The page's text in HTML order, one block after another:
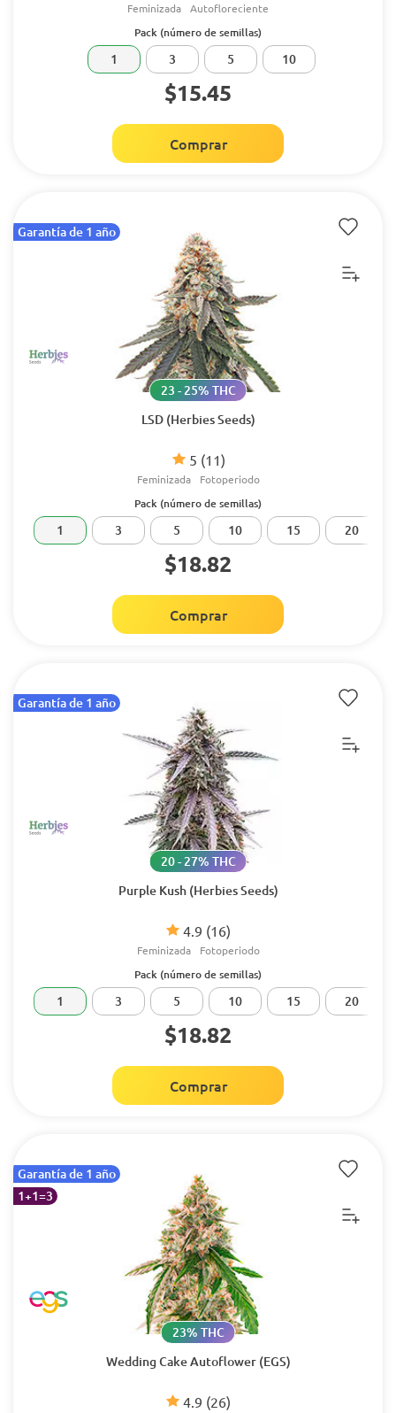
Feminizada Autofloreciente
Pack (número de semillas)
1 3 5 10
$15.45
Comprar
Garantía de 1 año
LSD (Herbies Seeds)
5 (11)
23 - 25% THC
Feminizada Fotoperiodo
Pack (número de semillas)
1 3 5 10 15 20
$18.82
Comprar
Garantía de 1 año
Purple Kush (Herbies Seeds)
4.9 (16)
20 - 27% THC
Feminizada Fotoperiodo
Pack (número de semillas)
1 3 5 10 15 20
$18.82
Comprar
Garantía de 1 año
1+1=3
Wedding Cake Autoflower (EGS)
4.9 (26)
23% THC